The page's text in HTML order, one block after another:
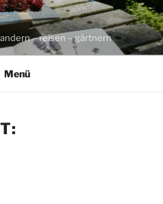
– reisen – gärtnern
Menü